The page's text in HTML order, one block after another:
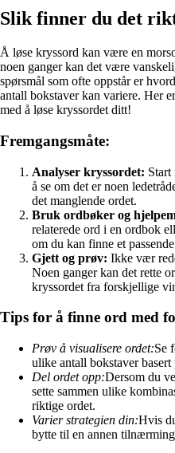
Slik finner du det
Å løse kryssord kan være en
noen ganger kan det være
spørsmål som ofte oppstår er
antall bokstaver kan variere. Her
med å løse kryssordet ditt!
Fremgangsmåte:
Analyser kryssordet: Start
å se om det er noen
det manglende ordet.
Bruk ordbøker og
relaterede ord i en ordbok
om du kan finne et
Gjett og prøv: Ikke vær
Noen ganger kan det rette
kryssordet fra forskjellige
Tips for å finne ord med
Prøv å visualisere ordet:Se
ulike antall bokstaver basert
Del ordet opp:Dersom du
sette sammen ulike
riktige ordet.
Varier strategien din:Hvis
bytte til en annen